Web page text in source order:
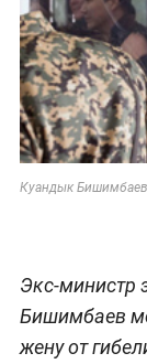
Куандык
Экс-министр
Бишимбаев
жену от